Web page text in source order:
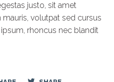
justo, sit amet
volutpat sed cursus
rhoncus nec blandit